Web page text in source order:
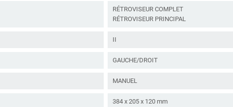
RÉTROVISEUR COMPLET
RÉTROVISEUR PRINCIPAL
II
GAUCHE/DROIT
MANUEL
384 x 205 x 120 mm